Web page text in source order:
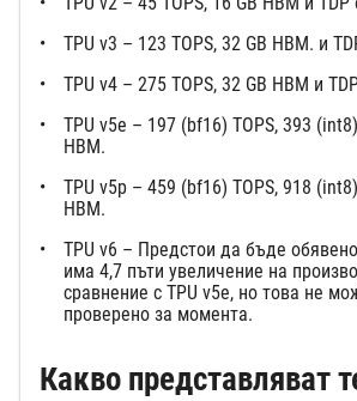
TPU v3 – 123 TOPS, 32 GB HBM. и
TPU v4 – 275 TOPS, 32 GB HBM и
TPU v5e – 197 (bf16) TOPS, 393
HBM.
TPU v5p – 459 (bf16) TOPS, 918
HBM.
TPU v6 – Предстои да бъде
има 4,7 пъти увеличение на
сравнение с TPU v5e, но това не
проверено за момента.
Какво представляват